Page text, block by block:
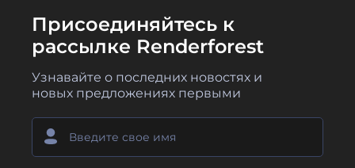
Присоединяйтесь к
рассылке Renderforest
Узнавайте о последних новостях и
новых предложениях первыми